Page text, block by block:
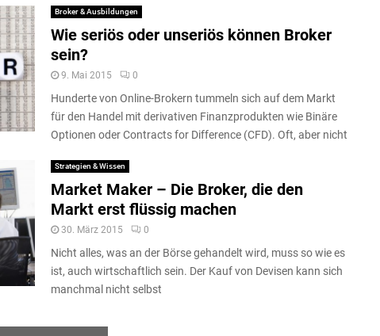
Broker & Ausbildungen
Wie seriös oder unseriös können Broker
sein?
9. Mai 2015 0
Hunderte von Online-Brokern tummeln sich auf dem Markt
für den Handel mit derivativen Finanzprodukten wie Binäre
Optionen oder Contracts for Difference (CFD). Oft, aber nicht
Strategien & Wissen
Market Maker – Die Broker, die den
Markt erst flüssig machen
30. März 2015 0
Nicht alles, was an der Börse gehandelt wird, muss so wie es
ist, auch wirtschaftlich sein. Der Kauf von Devisen kann sich
manchmal nicht selbst